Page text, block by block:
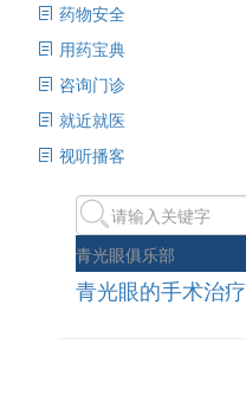
药物安全
用药宝典
咨询门诊
就近就医
视听播客
青光眼俱乐部
青光眼的手术治疗